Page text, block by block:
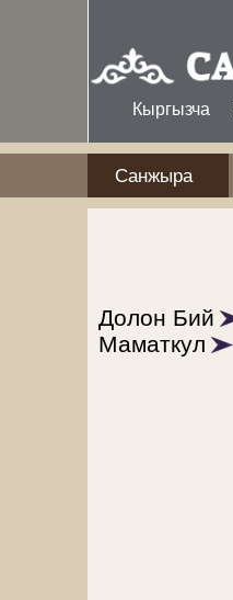
Кыргызча
Санжыра
Долон Бий
Маматкул